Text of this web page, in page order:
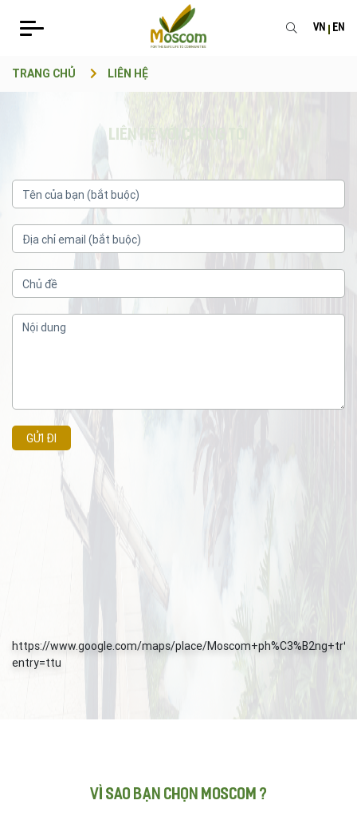
VN EN
TRANG CHỦ LIÊN HỆ
liên hệ với chúng tôi
GỬI ĐI
https://www.google.com/maps/place/
entry=ttu
VÌ SAO BẠN CHỌN MOSCOM ?